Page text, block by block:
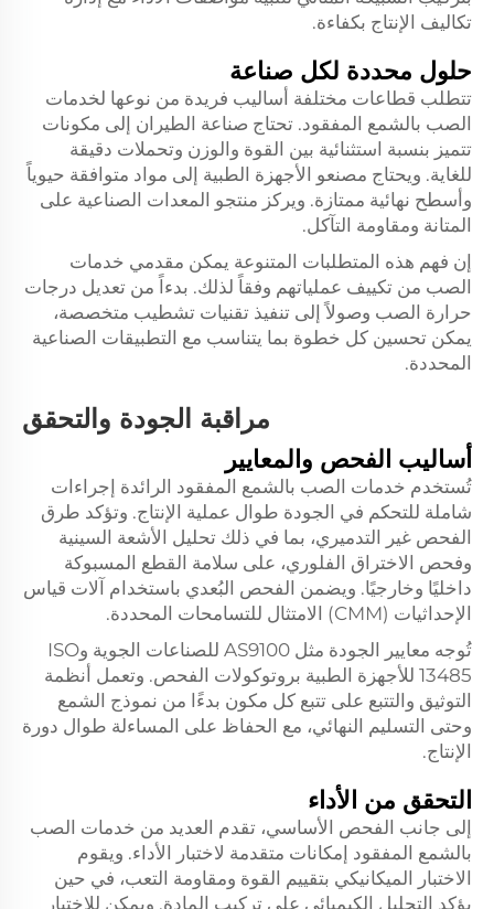
تكاليف الإنتاج بكفاءة.
حلول محددة لكل صناعة
تتطلب قطاعات مختلفة أساليب فريدة من نوعها لخدمات
الصب بالشمع المفقود. تحتاج صناعة الطيران إلى مكونات
تتميز بنسبة استثنائية بين القوة والوزن وتحملات دقيقة
للغاية. ويحتاج مصنعو الأجهزة الطبية إلى مواد متوافقة حيوياً
وأسطح نهائية ممتازة. ويركز منتجو المعدات الصناعية على
المتانة ومقاومة التآكل.
إن فهم هذه المتطلبات المتنوعة يمكن مقدمي خدمات
الصب من تكييف عملياتهم وفقاً لذلك. بدءاً من تعديل درجات
حرارة الصب وصولاً إلى تنفيذ تقنيات تشطيب متخصصة،
يمكن تحسين كل خطوة بما يتناسب مع التطبيقات الصناعية
المحددة.
مراقبة الجودة والتحقق
أساليب الفحص والمعايير
تُستخدم خدمات الصب بالشمع المفقود الرائدة إجراءات
شاملة للتحكم في الجودة طوال عملية الإنتاج. وتؤكد طرق
الفحص غير التدميري، بما في ذلك تحليل الأشعة السينية
وفحص الاختراق الفلوري، على سلامة القطع المسبوكة
داخليًا وخارجيًا. ويضمن الفحص البُعدي باستخدام آلات قياس
الإحداثيات (CMM) الامتثال للتسامحات المحددة.
تُوجه معايير الجودة مثل AS9100 للصناعات الجوية وISO
13485 للأجهزة الطبية بروتوكولات الفحص. وتعمل أنظمة
التوثيق والتتبع على تتبع كل مكون بدءًا من نموذج الشمع
وحتى التسليم النهائي، مع الحفاظ على المساءلة طوال دورة
الإنتاج.
التحقق من الأداء
إلى جانب الفحص الأساسي، تقدم العديد من خدمات الصب
بالشمع المفقود إمكانات متقدمة لاختبار الأداء. ويقوم
الاختبار الميكانيكي بتقييم القوة ومقاومة التعب، في حين
يؤكد التحليل الكيميائي على تركيب المادة. ويمكن للاختبار